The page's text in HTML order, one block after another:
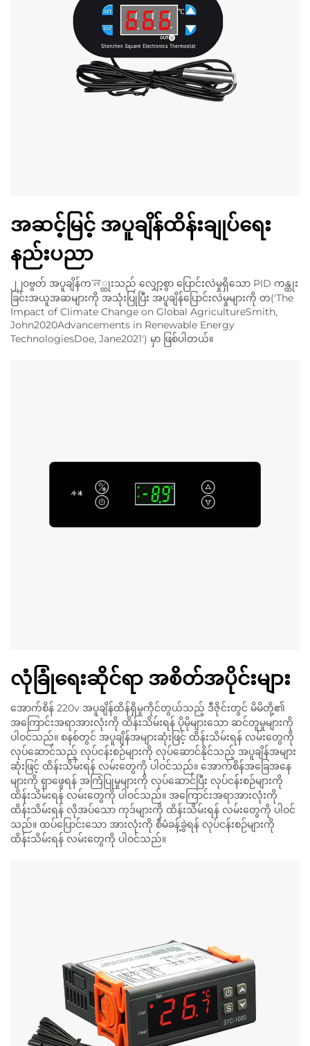
အဆင့်မြင့် အပူချိန်ထိန်းချုပ်ရေး
နည်းပညာ
၂၂၀ဗွတ် အပူချိန်ကন္ထုးသည် လျှော့စွာ ပြောင်းလဲမှုရှိသော PID ကန္ထုး
ခြင်းအယူအဆများကို အသုံးပြုပြီး အပူချိန်ပြောင်းလဲမှုများကို တ('The
Impact of Climate Change on Global AgricultureSmith,
John2020Advancements in Renewable Energy
TechnologiesDoe, Jane2021') မှာ ဖြစ်ပါတယ်။
လုံခြုံရေးဆိုင်ရာ အစိတ်အပိုင်းများ
အောက်စိန် 220v အပူချိန်ထိန်ရှိမှုကိုင်တွယ်သည့် ဒီဇိုင်းတွင် မိမိတို့၏
အကြောင်းအရာအားလုံးကို ထိန်းသိမ်းရန် ပိုမိုများသော ဆင်တူမှုများကို
ပါဝင်သည်။ စနစ်တွင် အပူချိန်အများဆုံးဖြင့် ထိန်းသိမ်းရန် လမ်းတွေကို
လုပ်ဆောင်သည့် လုပ်ငန်းစဉ်များကို လုပ်ဆောင်နိုင်သည့် အပူချိန်အများ
ဆုံးဖြင့် ထိန်းသိမ်းရန် လမ်းတွေကို ပါဝင်သည်။ အောက်စိန်အခြေအနေ
များကို ရှာဖွေရန် အကြံပြုမှုများကို လုပ်ဆောင်ပြီး လုပ်ငန်းစဉ်များကို
ထိန်းသိမ်းရန် လမ်းတွေကို ပါဝင်သည်။ အကြောင်းအရာအားလုံးကို
ထိန်းသိမ်းရန် လိုအပ်သော ကုဒ်များကို ထိန်းသိမ်းရန် လမ်းတွေကို ပါဝင်
သည်။ ထပ်ပြောင်းသော အားလုံးကို စီမံခန့်ခွဲရန် လုပ်ငန်းစဉ်များကို
ထိန်းသိမ်းရန် လမ်းတွေကို ပါဝင်သည်။